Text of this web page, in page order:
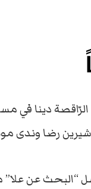
الرّاقصة دينا في
رضا وندى
“البحث عن علا”